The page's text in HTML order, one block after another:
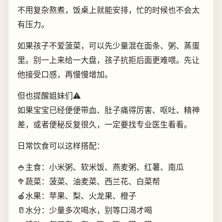
不用复杂熬煮，饭桌上就能安排，忙的时候也不会太
有压力。
如果孩子不爱菠菜，可以先少量混在面条、粥、蒸蛋
里。别一上来给一大盘，孩子抗拒后面更难喂。先让
他接受口感，再慢慢增加。
但也提醒姐妹们⚠️
如果宝宝已经便便带血、肚子痛得厉害、呕吐、精神
差，或者便秘反复很久，一定要找专业医生看看。
日常饮食可以这样搭配：
🍚主食：小米粥、软米饭、燕麦粥、红薯、南瓜
🥦蔬菜：菠菜、油麦菜、西兰花、白菜帮
🍎水果：苹果、梨、火龙果、橙子
🥛水分：少量多次喝水，别等口渴才喝